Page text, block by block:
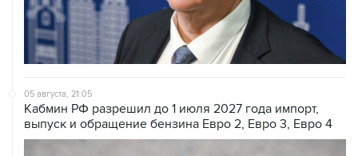
05 августа, 21:05
Кабмин РФ разрешил до 1 июля 2027 года импорт,
выпуск и обращение бензина Евро 2, Евро 3, Евро 4